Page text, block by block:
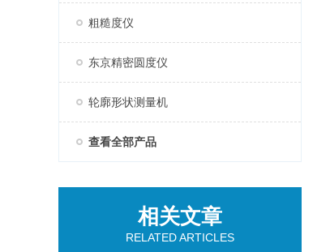
粗糙度仪
东京精密圆度仪
轮廓形状测量机
查看全部产品
相关文章
RELATED ARTICLES